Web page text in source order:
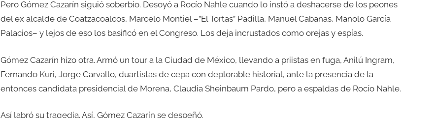
Pero Gómez Cazarín siguió soberbio. Desoyó a Rocío Nahle cuando lo instó a deshacerse de los peones
del ex alcalde de Coatzacoalcos, Marcelo Montiel –”El Tortas” Padilla, Manuel Cabanas, Manolo García
Palacios– y lejos de eso los basificó en el Congreso. Los deja incrustados como orejas y espías.
Gómez Cazarín hizo otra. Armó un tour a la Ciudad de México, llevando a priistas en fuga, Anilú Ingram,
Fernando Kuri, Jorge Carvallo, duartistas de cepa con deplorable historial, ante la presencia de la
entonces candidata presidencial de Morena, Claudia Sheinbaum Pardo, pero a espaldas de Rocío Nahle.
Así labró su tragedia. Así, Gómez Cazarín se despeñó.